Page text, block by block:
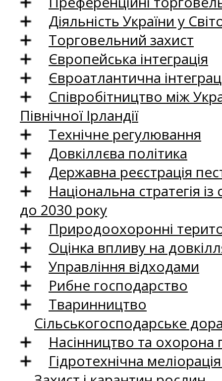
Діяльність України у
Торговельний захист
Європейська інтеграція
Євроатлантична
Співробітництво між
Північної Ірландії
Технічне регулювання
Довкіллєва політика
Державна реєстрація
Національна стратегія
до 2030 року
Природоохоронні
Оцінка впливу на
Управління відходами
Рибне господарство
Тваринництво
Сільськогосподарське
Насінництво та
Гідротехнічна